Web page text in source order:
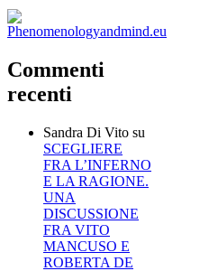
Commenti
recenti
Sandra Di Vito su
SCEGLIERE
FRA L’INFERNO
E LA RAGIONE.
UNA
DISCUSSIONE
FRA VITO
MANCUSO E
ROBERTA DE